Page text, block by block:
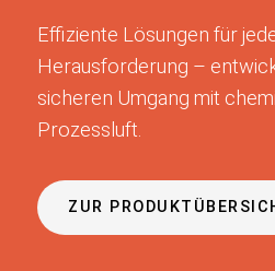
Effiziente Lösungen für
Herausforderung –
sicheren Umgang mit
Prozessluft.
ZUR